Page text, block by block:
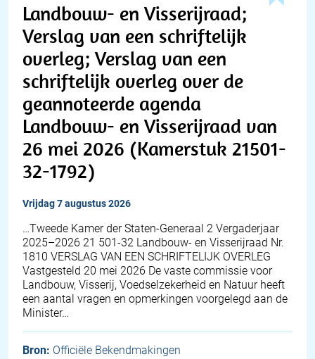
Landbouw- en Visserijraad;
Verslag van een schriftelijk
overleg; Verslag van een
schriftelijk overleg over de
geannoteerde agenda
Landbouw- en Visserijraad van
26 mei 2026 (Kamerstuk 21501-
32-1792)
vrijdag 7 augustus 2026
…Tweede Kamer der Staten-Generaal 2 Vergaderjaar
2025–2026 21 501-32 Landbouw- en Visserijraad Nr.
1810 VERSLAG VAN EEN SCHRIFTELIJK OVERLEG
Vastgesteld 20 mei 2026 De vaste commissie voor
Landbouw, Visserij, Voedselzekerheid en Natuur heeft
een aantal vragen en opmerkingen voorgelegd aan de
Minister…
Bron: Officiële Bekendmakingen